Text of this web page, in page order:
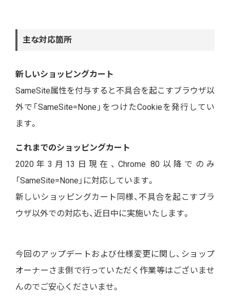
主な対応箇所
新しいショッピングカート
SameSite属性を付与すると不具合を起こすブラウザ以
外で「SameSite=None」をつけたCookieを発行してい
ます。
これまでのショッピングカート
2020年3月13日現在、Chrome 80以降でのみ
「SameSite=None」に対応しています。
新しいショッピングカート同様、不具合を起こすブラ
ウザ以外での対応も、近日中に実施いたします。
今回のアップデートおよび仕様変更に関し、ショップ
オーナーさま側で行っていただく作業等はございませ
んのでご安心くださいませ。